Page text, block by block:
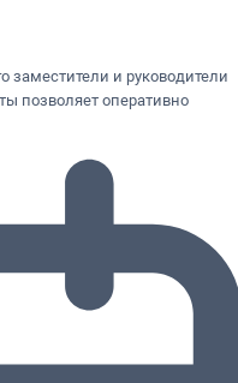
заместители и руководители
позволяет оперативно